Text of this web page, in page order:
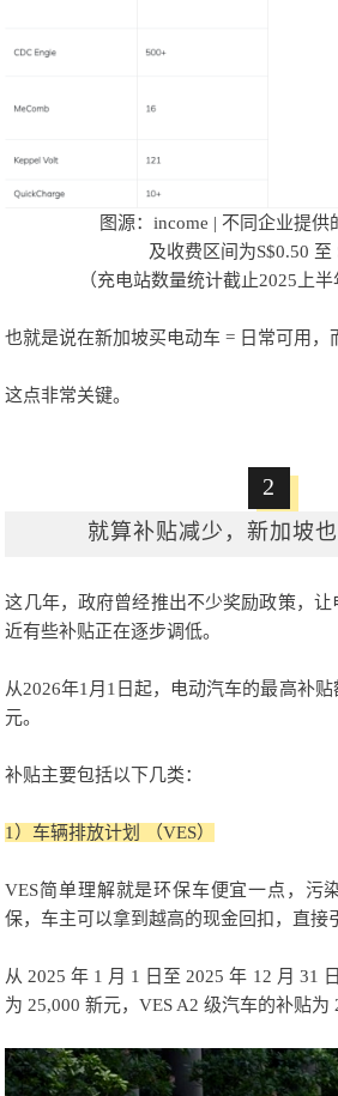
图源：income | 不同企业提供
及收费区间为S$0.50 至
（充电站数量统计截止2025上半
也就是说在新加坡买电动车 = 日常可用，
这点非常关键。
2
就算补贴减少，新加坡
这几年，政府曾经推出不少奖励政策，
近有些补贴正在逐步调低。
从2026年1月1日起，电动汽车的最高补
元。
补贴主要包括以下几类：
1）车辆排放计划 （VES）
VES简单理解就是环保车便宜一点，污
保，车主可以拿到越高的现金回扣，直接
从 2025 年 1 月 1 日至 2025 年 12 月 31
为 25,000 新元，VES A2 级汽车的补贴为